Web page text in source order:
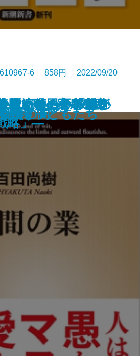
ベンチャー「フラ
学歴攻略法
ター
間、この不都合な
社が傾く―プロが
教室―
一流の田舎を創造
説 ケーキの切れ
ちのカルテ
はたくらみがない
講座―
6 858円 2022/09/20
やめなさい―親と
略」―
続く
摩・明・家康の密
買う子どもたち
会の闇
自壊